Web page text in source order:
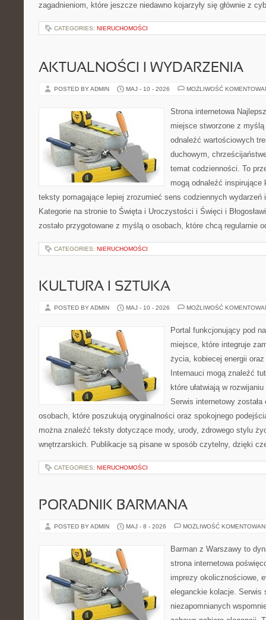
zagadnieniom, które jeszcze niedawno kojarzyły się głównie z
CATEGORIES: NIERUCHOMOŚCI
AKTUALNOŚCI I WYDARZENIA
POSTED BY ADMIN MAJ - 10 - 2026 MOŻLIWOŚĆ
Strona internetowa
miejsce stworzone z
odnaleźć wartościowych
duchowym,
temat codzienności. To
mogą odnaleźć inspirujące
teksty pomagające lepiej zrozumieć sens codziennych wydarzeń
Kategorie na stronie to Święta i Uroczystości i Święci i
zostało przygotowane z myślą o osobach, które chcą regularnie
CATEGORIES: NIERUCHOMOŚCI
KULTURA I SZTUKA
POSTED BY ADMIN MAJ - 10 - 2026 MOŻLIWOŚĆ
Portal funkcjonujący pod
miejsce, które integruje
życia, kobiecej energii
Internauci mogą znaleźć
które ułatwiają w
Serwis internetowy
osobach, które poszukują oryginalności oraz spokojnego
można znaleźć teksty dotyczące mody, urody, zdrowego stylu
wnętrzarskich. Publikacje są pisane w sposób czytelny, dzięki
CATEGORIES: NIERUCHOMOŚCI
PORADNIK BARMANA
POSTED BY ADMIN MAJ - 8 - 2026 MOŻLIWOŚĆ
Barman z Warszawy to
strona internetowa
imprezy okolicznościowe,
eleganckie kolacje. Serwis
niezapomnianych